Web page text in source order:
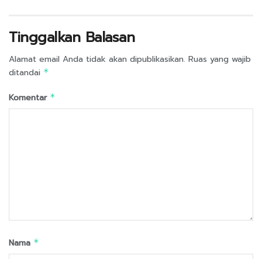
Tinggalkan Balasan
Alamat email Anda tidak akan dipublikasikan. Ruas yang wajib
ditandai *
Komentar *
Nama *